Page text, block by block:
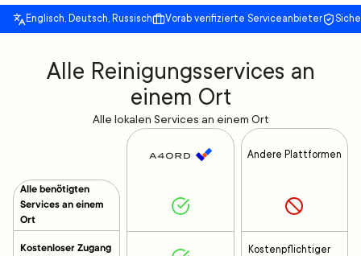
Englisch, Deutsch, Russisch Vorab verifizierte Serviceanbieter
Alle Reinigungsservices an
einem Ort
Alle lokalen Services an einem Ort
Alle benötigten
Services an einem
Ort
Kostenloser Zugang
Andere Plattformen
Kostenpflichtiger